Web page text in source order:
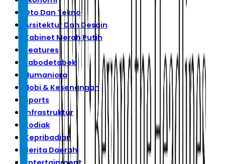
Oto Dan Tekno
Arsitektur Dan Desain
Kabinet Merah Putih
Features
Jabodetabek
Humaniora
Hobi & Kesenangan
Sports
Infrastruktur
Zodiak
Kepribadian
Berita Daerah